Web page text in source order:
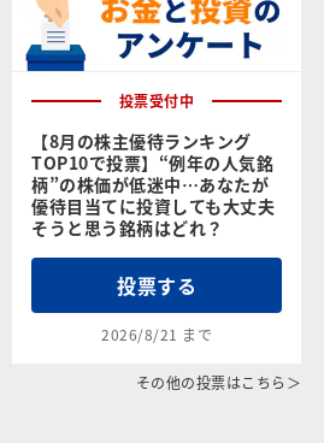
投票受付中
【8月の株主優待ランキング
TOP10で投票】“例年の人気銘
柄”の株価が低迷中…あなたが
優待目当てに投資しても大丈夫
そうと思う銘柄はどれ？
投票する
2026/8/21 まで
その他の投票はこちら＞